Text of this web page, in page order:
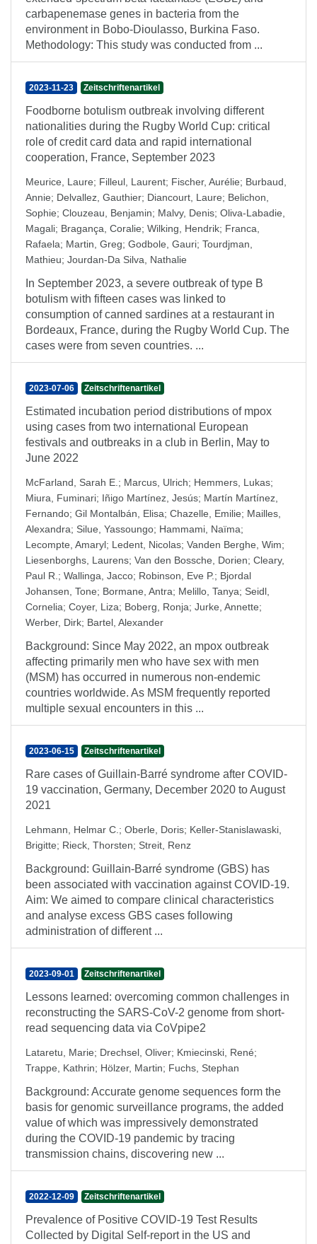
carbapenemase genes in bacteria from the
environment in Bobo-Dioulasso, Burkina Faso.
Methodology: This study was conducted from ...
2023-11-23 Zeitschriftenartikel
Foodborne botulism outbreak involving different
nationalities during the Rugby World Cup: critical
role of credit card data and rapid international
cooperation, France, September 2023
Meurice, Laure; Filleul, Laurent; Fischer, Aurélie; Burbaud,
Annie; Delvallez, Gauthier; Diancourt, Laure; Belichon,
Sophie; Clouzeau, Benjamin; Malvy, Denis; Oliva-Labadie,
Magali; Bragança, Coralie; Wilking, Hendrik; Franca,
Rafaela; Martin, Greg; Godbole, Gauri; Tourdjman,
Mathieu; Jourdan-Da Silva, Nathalie
In September 2023, a severe outbreak of type B
botulism with fifteen cases was linked to
consumption of canned sardines at a restaurant in
Bordeaux, France, during the Rugby World Cup. The
cases were from seven countries. ...
2023-07-06 Zeitschriftenartikel
Estimated incubation period distributions of mpox
using cases from two international European
festivals and outbreaks in a club in Berlin, May to
June 2022
McFarland, Sarah E. ; Marcus, Ulrich; Hemmers, Lukas;
Miura, Fuminari; Iñigo Martínez, Jesús; Martín Martínez,
Fernando; Gil Montalbán, Elisa; Chazelle, Emilie; Mailles,
Alexandra; Silue, Yassoungo; Hammami, Naïma;
Lecompte, Amaryl; Ledent, Nicolas; Vanden Berghe, Wim;
Liesenborghs, Laurens; Van den Bossche, Dorien; Cleary,
Paul R. ; Wallinga, Jacco; Robinson, Eve P.; Bjordal
Johansen, Tone; Bormane, Antra; Melillo, Tanya; Seidl,
Cornelia; Coyer, Liza; Boberg, Ronja; Jurke, Annette;
Werber, Dirk; Bartel, Alexander
Background: Since May 2022, an mpox outbreak
affecting primarily men who have sex with men
(MSM) has occurred in numerous non-endemic
countries worldwide. As MSM frequently reported
multiple sexual encounters in this ...
2023-06-15 Zeitschriftenartikel
Rare cases of Guillain-Barré syndrome after COVID-
19 vaccination, Germany, December 2020 to August
2021
Lehmann, Helmar C. ; Oberle, Doris; Keller-Stanislawaski,
Brigitte; Rieck, Thorsten; Streit, Renz
Background: Guillain-Barré syndrome (GBS) has
been associated with vaccination against COVID-19.
Aim: We aimed to compare clinical characteristics
and analyse excess GBS cases following
administration of different ...
2023-09-01 Zeitschriftenartikel
Lessons learned: overcoming common challenges in
reconstructing the SARS-CoV-2 genome from short-
read sequencing data via CoVpipe2
Lataretu, Marie; Drechsel, Oliver; Kmiecinski, René;
Trappe, Kathrin; Hölzer, Martin; Fuchs, Stephan
Background: Accurate genome sequences form the
basis for genomic surveillance programs, the added
value of which was impressively demonstrated
during the COVID-19 pandemic by tracing
transmission chains, discovering new ...
2022-12-09 Zeitschriftenartikel
Prevalence of Positive COVID-19 Test Results
Collected by Digital Self-report in the US and